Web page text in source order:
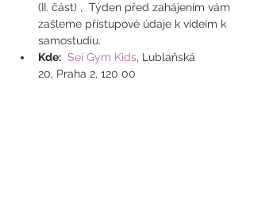
(II. část) ,  Týden před zahájením vám
zašleme přístupové údaje k videím k
samostudiu.
Kde: Sei Gym Kids, Lublaňská
20, Praha 2, 120 00